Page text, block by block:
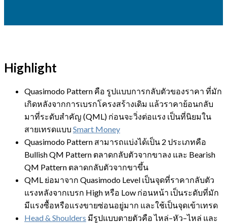
Highlight
Quasimodo Pattern คือ รูปแบบการกลับตัวของราคา ที่มัก
เกิดหลังจากการเบรกโครงสร้างเดิม แล้วราคาย้อนกลับ
มาที่ระดับสำคัญ (QML) ก่อนจะวิ่งต่อแรง เป็นที่นิยมใน
สายเทรดแบบ Smart Money
Quasimodo Pattern สามารถแบ่งได้เป็น 2 ประเภทคือ
Bullish QM Pattern ตลาดกลับตัวจากขาลง และ Bearish
QM Pattern ตลาดกลับตัวจากขาขึ้น
QML ย่อมาจาก Quasimodo Level เป็นจุดที่ราคากลับตัว
แรงหลังจากเบรก High หรือ Low ก่อนหน้า เป็นระดับที่มัก
มีแรงซื้อหรือแรงขายซ่อนอยู่มาก และใช้เป็นจุดเข้าเทรด
Head & Shoulders มีรูปแบบตายตัวคือ ไหล่–หัว–ไหล่ และ